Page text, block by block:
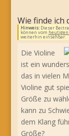
Wie finde ich
Hinweis:Dieser
können vom heutigen
weiterhin einsehbar.
Die Violine
ist ein
das in vielen
Violine gut
Größe zu
kann zu
dem Klang
Größe?